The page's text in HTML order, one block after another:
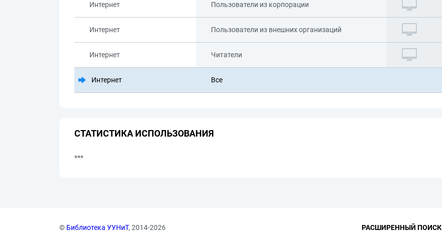
Интернет Пользователи из корпорации
Интернет Пользователи из внешних организаций
Интернет Читатели
Интернет Все
СТАТИСТИКА ИСПОЛЬЗОВАНИЯ
***
© Библиотека УУНиТ, 2014-2026 РАСШИРЕННЫЙ ПОИСК